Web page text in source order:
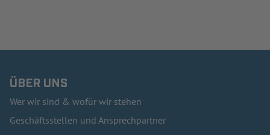
ÜBER UNS
Wer wir sind & wofür wir stehen
Geschäftsstellen und Ansprechpartner